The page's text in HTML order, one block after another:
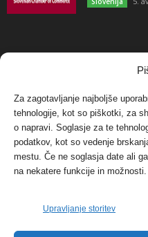
Za zagotavljanje najboljše
tehnologije, kot so piškotki, za
o napravi. Soglasje za te
podatkov, kot so vedenje
mestu. Če ne soglasja date ali
na nekatere funkcije in možnosti.
Upravljanje storitev
NAJBOLJ
Protest proti
svetu pa
Dogodki 12.
Tožilstvo v
Verbund
FOTO: